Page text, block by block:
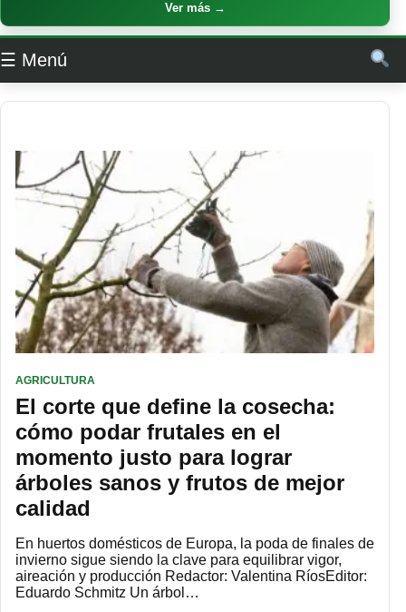
Ver más →
☰ Menú
AGRICULTURA
El corte que define la cosecha:
cómo podar frutales en el
momento justo para lograr
árboles sanos y frutos de mejor
calidad
En huertos domésticos de Europa, la poda de finales de
invierno sigue siendo la clave para equilibrar vigor,
aireación y producción Redactor: Valentina RíosEditor:
Eduardo Schmitz Un árbol…